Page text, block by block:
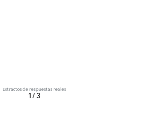
Extractos de respuestas reales
1 / 3